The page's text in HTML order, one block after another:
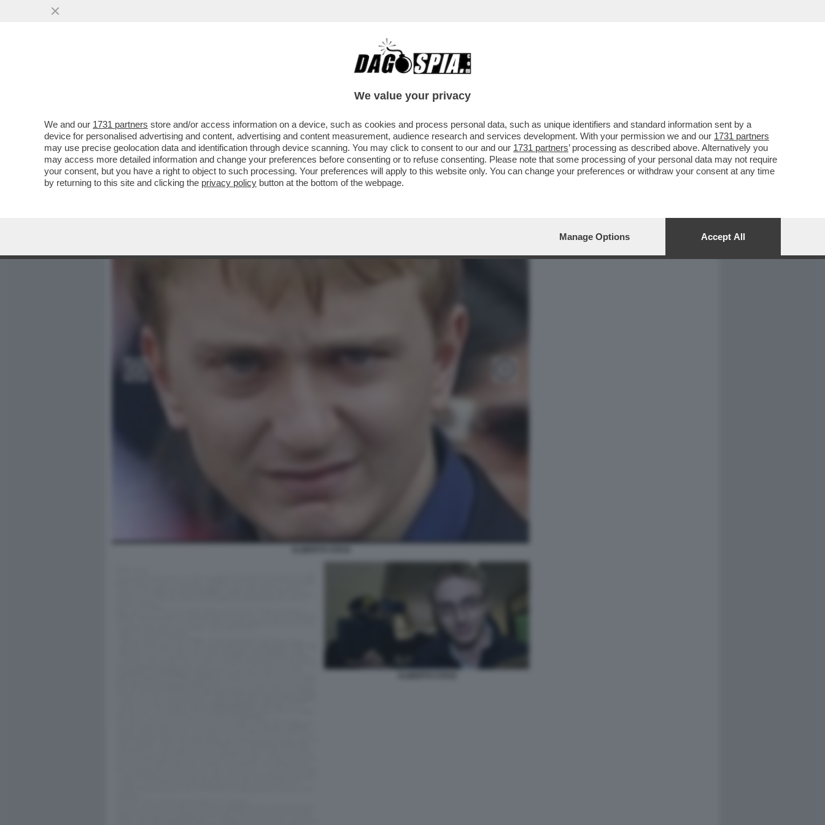
CAFONAL CRONACHE
LA NUOVA VITA DI ALBERTO STASI, 'IL BIONDINO DAGLI OCCHI DI
GHIACCIO', CONDANNATO A 16 ANNI DI...
VAI ALL'ARTICOLO
We value your privacy
We and our 1731 partners store and/or access information on a device, such as cookies and process personal data, such as unique identifiers and standard information sent by a
device for personalised advertising and content, advertising and content measurement, audience research and services development. With your permission we and our 1731 partners
may use precise geolocation data and identification through device scanning. You may click to consent to our and our 1731 partners’ processing as described above. Alternatively you
may access more detailed information and change your preferences before consenting or to refuse consenting. Please note that some processing of your personal data may not require
your consent, but you have a right to object to such processing. Your preferences will apply to this website only. You can change your preferences or withdraw your consent at any time
by returning to this site and clicking the privacy policy button at the bottom of the webpage.
Manage Options Accept All